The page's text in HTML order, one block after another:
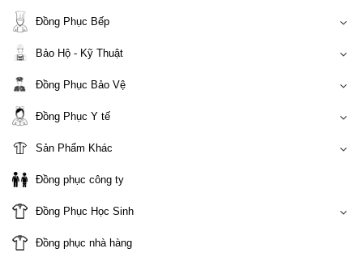
Đồng Phục Bếp
Bảo Hộ - Kỹ Thuật
Đồng Phục Bảo Vệ
Đồng Phục Y tế
Sản Phẩm Khác
Đồng phục công ty
Đồng Phục Học Sinh
Đồng phục nhà hàng